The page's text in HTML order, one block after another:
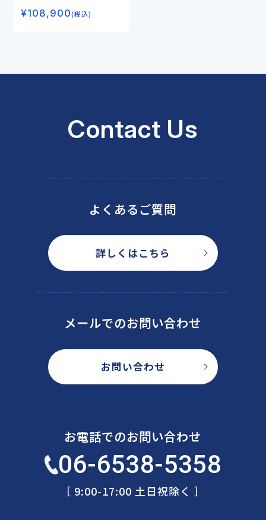
開発がポイントー
¥108,900(税込)
Contact Us
よくあるご質問
詳しくはこちら
メールでのお問い合わせ
お問い合わせ
お電話でのお問い合わせ
06-6538-5358
［ 9:00-17:00 土日祝除く ］